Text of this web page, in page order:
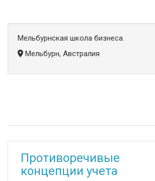
Мельбурнская школа бизнеса.
Мельбурн, Австралия
Противоречивые
концепции учета